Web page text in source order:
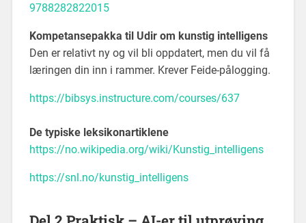
9788282822015
Kompetansepakka til Udir om kunstig intelligens
Den er relativt ny og vil bli oppdatert, men du vil få
læringen din inn i rammer. Krever Feide-pålogging.
https://bibsys.instructure.com/courses/637
De typiske leksikonartiklene
https://no.wikipedia.org/wiki/Kunstig_intelligens
https://snl.no/kunstig_intelligens